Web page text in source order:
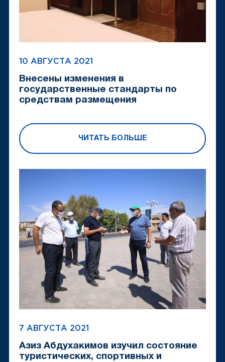
10 АВГУСТА 2021
Внесены изменения в
государственные стандарты по
средствам размещения
ЧИТАТЬ БОЛЬШЕ
7 АВГУСТА 2021
Азиз Абдухакимов изучил состояние
туристических, спортивных и